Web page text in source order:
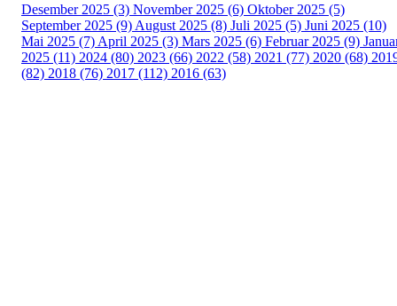
Desember 2025 (3) November 2025 (6) Oktober 2025 (5)
September 2025 (9) August 2025 (8) Juli 2025 (5) Juni 2025 (10)
Mai 2025 (7) April 2025 (3) Mars 2025 (6) Februar 2025 (9)
2025 (11) 2024 (80) 2023 (66) 2022 (58) 2021 (77) 2020 (68)
(82) 2018 (76) 2017 (112) 2016 (63)